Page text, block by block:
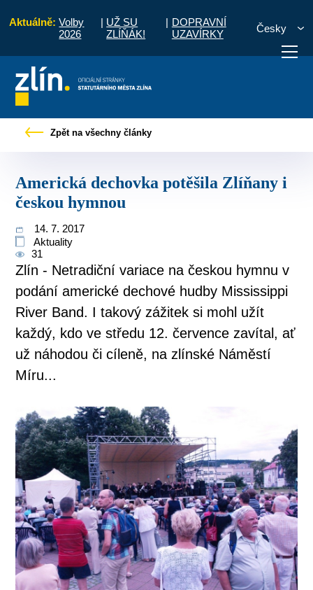
Aktuálně: Volby
2026
| UŽ SU
ZLÍŇÁK!
| DOPRAVNÍ
UZAVÍRKY
Česky
vyřídit Potřebuji zaplatit
Zpět na všechny články
Americká dechovka potěšila Zlíňany i
českou hymnou
14. 7. 2017
Aktuality
31
Zlín - Netradiční variace na českou hymnu v
podání americké dechové hudby Mississippi
River Band. I takový zážitek si mohl užít
každý, kdo ve středu 12. července zavítal, ať
už náhodou či cíleně, na zlínské Náměstí
Míru...